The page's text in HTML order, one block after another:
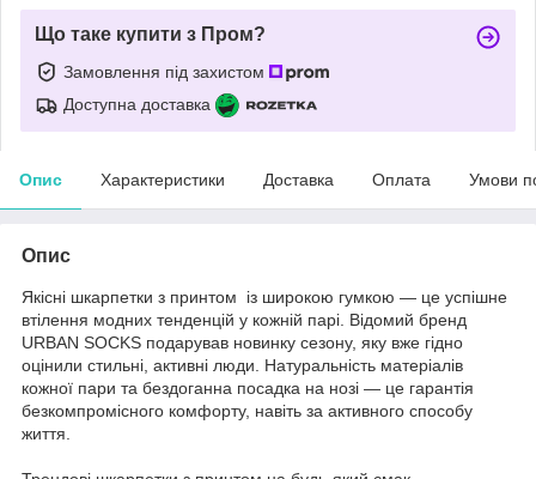
Що таке купити з Пром?
Замовлення під захистом
Доступна доставка
Опис Характеристики Доставка Оплата Умови
Опис
Якісні шкарпетки з принтом із широкою гумкою — це успішне
втілення модних тенденцій у кожній парі. Відомий бренд
URBAN SOCKS подарував новинку сезону, яку вже гідно
оцінили стильні, активні люди. Натуральність матеріалів
кожної пари та бездоганна посадка на нозі — це гарантія
безкомпромісного комфорту, навіть за активного способу
життя.